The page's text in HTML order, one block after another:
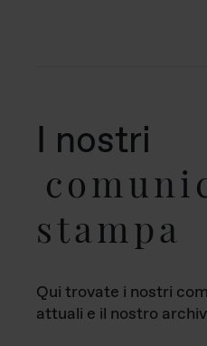
I nostri
stampa
Qui trovate i nostri
attuali e il nostro